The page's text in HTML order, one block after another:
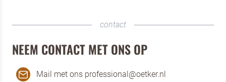
contact
NEEM CONTACT MET ONS OP
Mail met ons professional@oetker.nl